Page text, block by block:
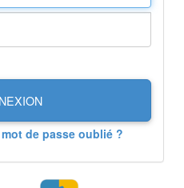
de passe oublié ?